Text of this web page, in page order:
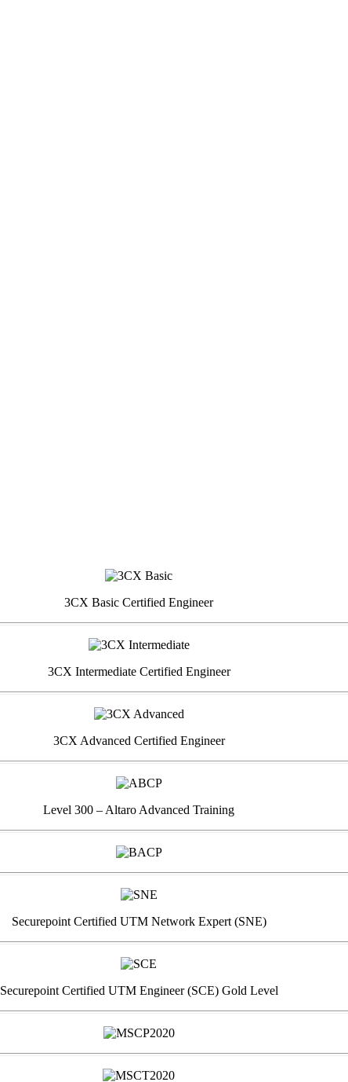
3CX Basic Certified Engineer
3CX Intermediate Certified Engineer
3CX Advanced Certified Engineer
Level 300 – Altaro Advanced Training
Securepoint Certified UTM Network Expert (SNE)
Securepoint Certified UTM Engineer (SCE) Gold Level